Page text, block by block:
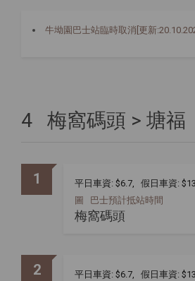
牛坳園巴士站臨時取消[更新
4 梅窩碼頭 > 塘福
1 平日車資: $6.7, 假日車資:
圖
巴士預計抵站時間
梅窩碼頭
2 平日車資: $6.7, 假日車資: